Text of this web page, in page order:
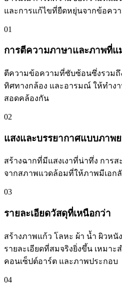
และการแก้ไขที่ยืดหยุ่นจากข้อคว
01
การตีความภาษาและภาพที่แ
ตีความข้อความที่ซับซ้อนซึ่งรวมถึ
ทิศทางกล้อง และอารมณ์ ให้ทำง
สอดคล้องกัน
02
แสงและบรรยากาศแบบภาพ
สร้างฉากที่มีแสงเงาที่น่าทึ่ง การ
จากสภาพแวดล้อมที่ให้ภาพมีเอก
03
รายละเอียดวัสดุที่เหนือกว่า
สร้างภาพแก้ว โลหะ ผ้า น้ำ ผิวหนั
รายละเอียดที่สมจริงยิ่งขึ้น เหมา
คอนเซ็ปต์อาร์ต และภาพประกอบ
04